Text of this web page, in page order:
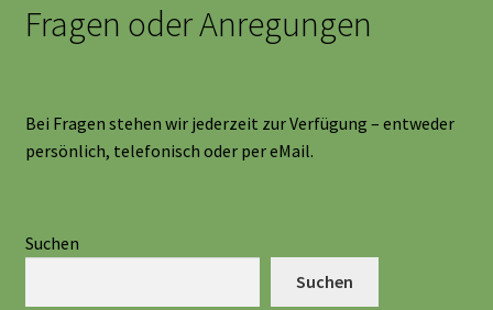
Fragen oder Anregungen
Bei Fragen stehen wir jederzeit zur Verfügung – entweder
persönlich, telefonisch oder per eMail.
Suchen
Suchen